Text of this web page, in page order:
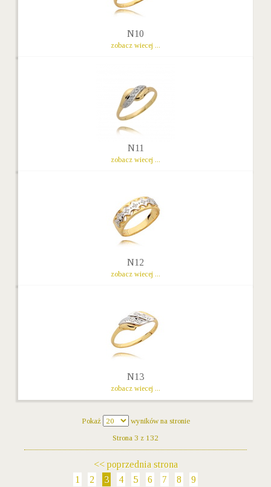
N10
zobacz wiecej ...
N11
zobacz wiecej ...
N12
zobacz wiecej ...
N13
zobacz wiecej ...
Pokaż
wyników na stronie
Strona 3 z 132
<< poprzednia strona
1
2 3 4 5 6 7 8
9